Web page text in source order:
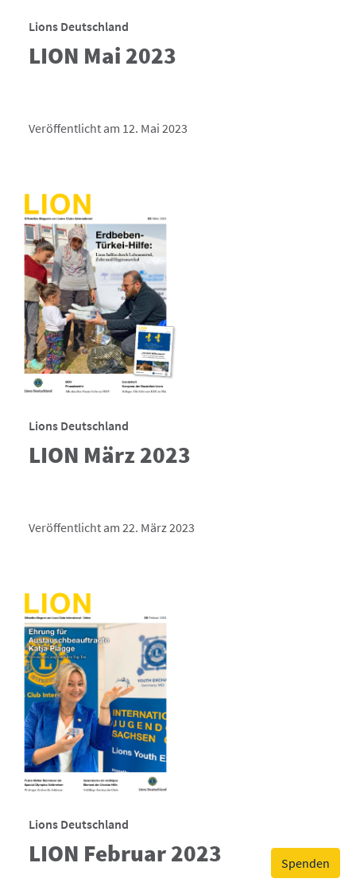
Spenden
Lions Deutschland
LION Mai 2023
Veröffentlicht am 12. Mai 2023
Lions Deutschland
LION März 2023
Veröffentlicht am 22. März 2023
Lions Deutschland
LION Februar 2023